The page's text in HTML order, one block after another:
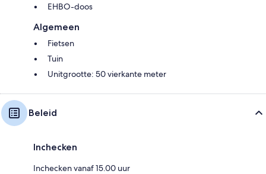
EHBO-doos
Algemeen
Fietsen
Tuin
Unitgrootte: 50 vierkante meter
Beleid
Inchecken
Inchecken vanaf 15.00 uur